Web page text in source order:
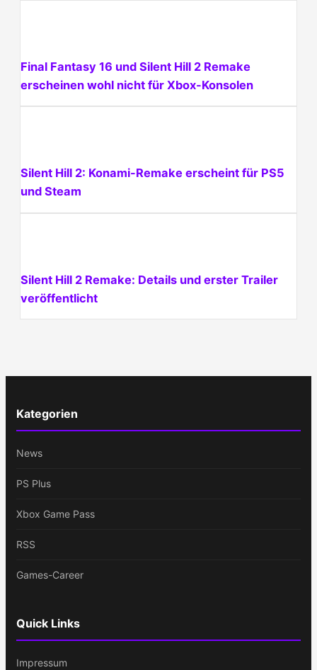
Final Fantasy 16 und Silent Hill 2 Remake
erscheinen wohl nicht für Xbox-Konsolen
Silent Hill 2: Konami-Remake erscheint für PS5
und Steam
Silent Hill 2 Remake: Details und erster Trailer
veröffentlicht
Kategorien
News
PS Plus
Xbox Game Pass
RSS
Games-Career
Quick Links
Impressum